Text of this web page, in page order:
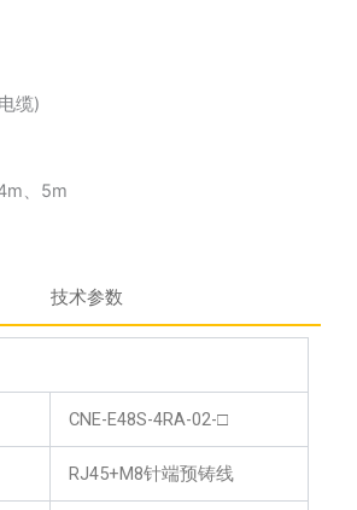
缆)
、5m
技术参数
CNE-E48S-4RA-02-□
RJ45+M8针端预铸线